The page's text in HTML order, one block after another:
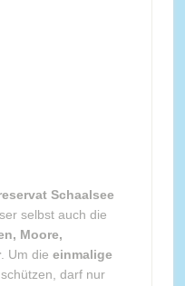
Schaalsee
selbst auch die
Moore,
. Um die einmalige
darf nur